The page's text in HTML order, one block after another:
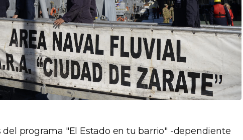
programa "El Estado en tu barrio" -dependiente